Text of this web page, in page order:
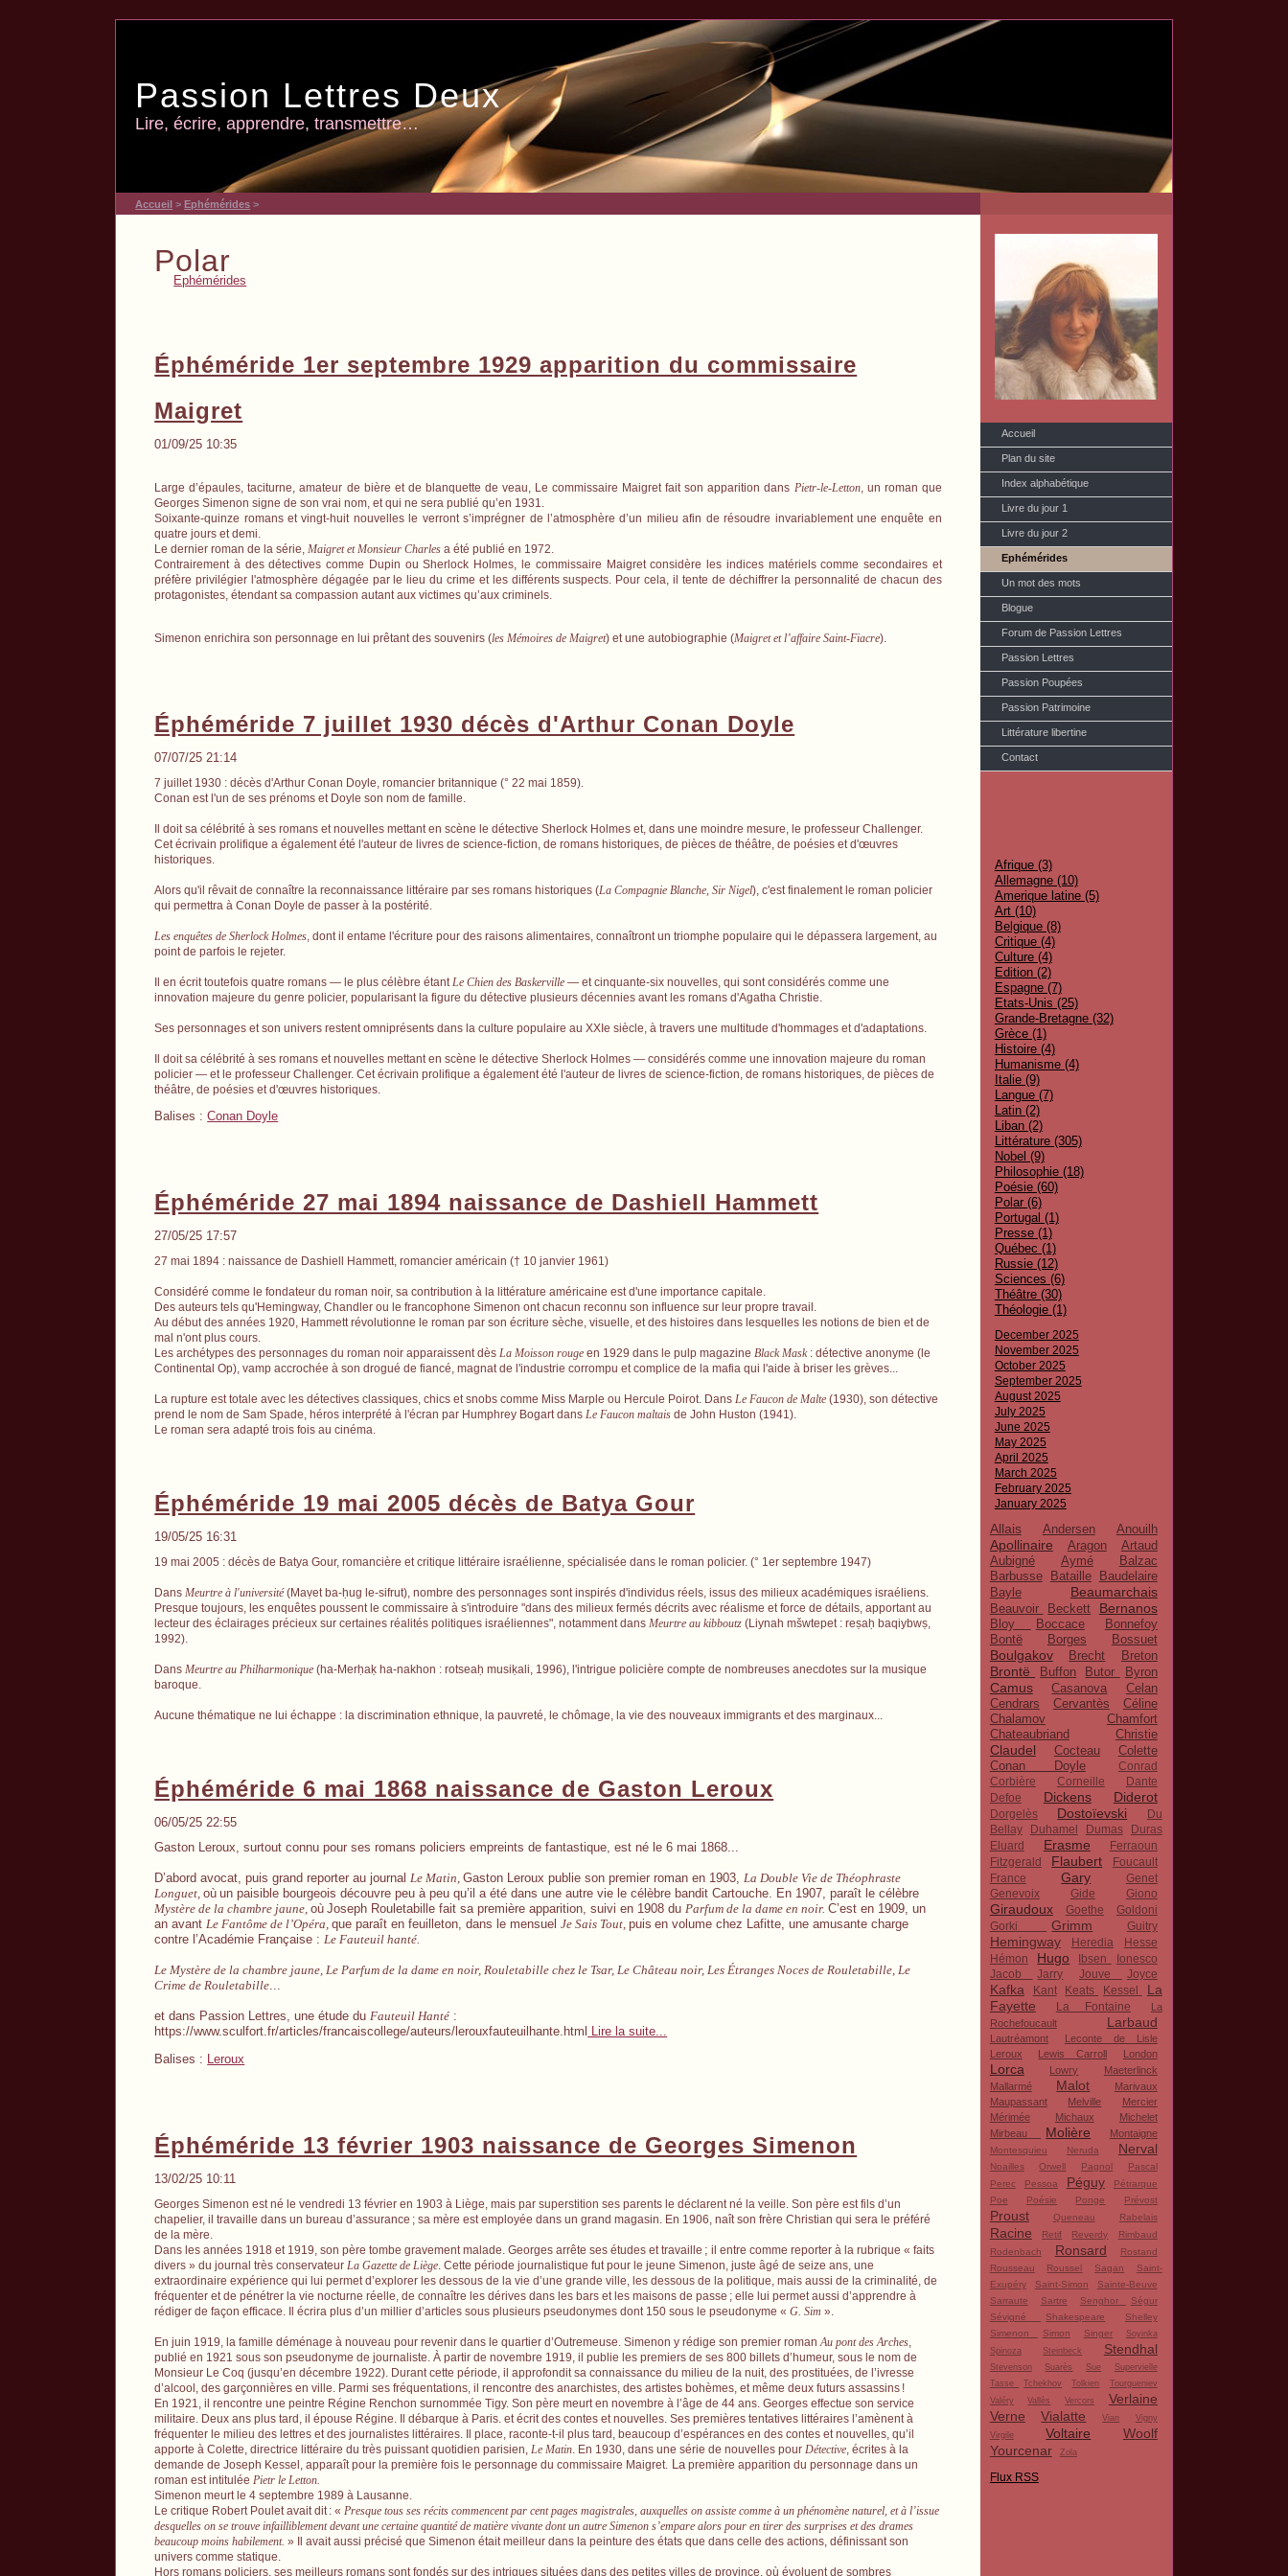
Passion Lettres Deux
Lire, écrire, apprendre, transmettre…
Accueil
Plan du site
Index alphabétique
Livre du jour 1
Livre du jour 2
Ephémérides
Un mot des mots
Blogue
Forum de Passion Lettres
Passion Lettres
Passion Poupées
Passion Patrimoine
Littérature libertine
Contact
Afrique (3)
Allemagne (10)
Amerique latine (5)
Art (10)
Belgique (8)
Critique (4)
Culture (4)
Edition (2)
Espagne (7)
Etats-Unis (25)
Grande-Bretagne (32)
Grèce (1)
Histoire (4)
Humanisme (4)
Italie (9)
Langue (7)
Latin (2)
Liban (2)
Littérature (305)
Nobel (9)
Philosophie (18)
Poésie (60)
Polar (6)
Portugal (1)
Presse (1)
Québec (1)
Russie (12)
Sciences (6)
Théâtre (30)
Théologie (1)
December 2025
November 2025
October 2025
September 2025
August 2025
July 2025
June 2025
May 2025
April 2025
March 2025
February 2025
January 2025
Allais Andersen Anouilh
Apollinaire Aragon
Artaud
Aubigné
Aymé
Balzac
Barbusse
Bataille
Baudelaire
Bayle
Beaumarchais
Beauvoir Beckett Bernanos
Bloy Boccace
Bonnefoy
Bontë
Borges Bossuet
Boulgakov Brecht Breton
Brontë Buffon Butor Byron
Camus Casanova
Celan
Cendrars
Cervantès
Céline
Chalamov
Chamfort
Chateaubriand
Christie
Claudel Cocteau
Colette
Conan Doyle
Conrad
Corbière
Corneille
Dante
Defoe
Dickens Diderot
Dorgelès Dostoïevski
Du
Bellay
Duhamel Dumas
Duras
Eluard
Erasme
Ferraoun
Fitzgerald
Flaubert
Foucault
France
Gary
Genet
Genevoix
Gide Giono
Giraudoux Goethe
Goldoni
Gorki
Grimm Guitry
Hemingway Heredia
Hesse
Hémon
Hugo Ibsen
Ionesco
Jacob
Jarry Jouve Joyce
Kafka Kant Keats Kessel
La
Fayette
La Fontaine
La
Rochefoucault
Larbaud
Lautréamont
Leconte de Lisle
Leroux
Lewis Carroll London
Lorca Lowry
Maeterlinck
Mallarmé
Malot
Marivaux
Maupassant
Melville
Mercier
Mérimée
Michaux
Michelet
Mirbeau
Molière Montaigne
Montesquieu Neruda Nerval
Noailles Orwell Pagnol
Pascal
Perec
Pessoa Péguy
Pétrarque
Poe
Poésie Ponge Prévost
Proust Queneau Rabelais
Racine Retif Reverdy
Rimbaud
Rodenbach
Ronsard
Rostand
Rousseau
Roussel Sagan
Saint-
Exupéry
Saint-Simon
Sainte-Beuve
Sarraute
Sartre Senghor
Ségur
Sévigné
Shakespeare
Shelley
Simenon
Simon Singer
Soyinka
Spinoza
Steinbeck Stendhal
Stevenson Suarès Sue
Supervielle
Tasse
Tchekhov Tolkien
Tourgueniev
Valéry
Vallès Vercors
Verlaine
Verne
Vialatte Vian
Vigny
Virgile
Voltaire
Woolf
Yourcenar
Zola
Flux RSS
Accueil >Ephémérides >
Polar
Ephémérides
Éphéméride 1er septembre 1929 apparition du commissaire
Maigret
01/09/25 10:35
Large d’épaules, taciturne, amateur de bière et de blanquette de veau, Le commissaire Maigret fait son apparition dans Pietr-le-Letton, un roman que
Georges Simenon signe de son vrai nom, et qui ne sera publié qu’en 1931.
Soixante-quinze romans et vingt-huit nouvelles le verront s’imprégner de l’atmosphère d’un milieu afin de résoudre invariablement une enquête en
quatre jours et demi.
Le dernier roman de la série,Maigret et Monsieur Charles a été publié en 1972.
Contrairement à des détectives comme Dupin ou Sherlock Holmes, le commissaire Maigret considère les indices matériels comme secondaires et
préfère privilégier l'atmosphère dégagée par le lieu du crime et les différents suspects. Pour cela, il tente de déchiffrer la personnalité de chacun des
protagonistes, étendant sa compassion autant aux victimes qu’aux criminels.
Simenon enrichira son personnage en lui prêtant des souvenirs (les Mémoires de Maigret) et une autobiographie (Maigret et l’affaire Saint-Fiacre).
Éphéméride 7 juillet 1930 décès d'Arthur Conan Doyle
07/07/25 21:14
7 juillet 1930 : décès d'Arthur Conan Doyle, romancier britannique (° 22 mai 1859).
Conan est l'un de ses prénoms et Doyle son nom de famille.
Il doit sa célébrité à ses romans et nouvelles mettant en scène le détective Sherlock Holmes et, dans une moindre mesure, le professeur Challenger.
Cet écrivain prolifique a également été l'auteur de livres de science-fiction, de romans historiques, de pièces de théâtre, de poésies et d'œuvres
historiques.
Alors qu'il rêvait de connaître la reconnaissance littéraire par ses romans historiques (La Compagnie Blanche, Sir Nigel), c'est finalement le roman policier
qui permettra à Conan Doyle de passer à la postérité.
Les enquêtes de Sherlock Holmes , dont il entame l'écriture pour des raisons alimentaires, connaîtront un triomphe populaire qui le dépassera largement, au
point de parfois le rejeter.
Il en écrit toutefois quatre romans — le plus célèbre étant Le Chien des Baskerville — et cinquante-six nouvelles, qui sont considérés comme une
innovation majeure du genre policier, popularisant la figure du détective plusieurs décennies avant les romans d'Agatha Christie.
Ses personnages et son univers restent omniprésents dans la culture populaire au XXIe siècle, à travers une multitude d'hommages et d'adaptations.
Il doit sa célébrité à ses romans et nouvelles mettant en scène le détective Sherlock Holmes — considérés comme une innovation majeure du roman
policier — et le professeur Challenger. Cet écrivain prolifique a également été l'auteur de livres de science-fiction, de romans historiques, de pièces de
théâtre, de poésies et d'œuvres historiques.
Balises :Conan Doyle
Éphéméride 27 mai 1894 naissance de Dashiell Hammett
27/05/25 17:57
27 mai 1894 : naissance de Dashiell Hammett, romancier américain († 10 janvier 1961)
Considéré comme le fondateur du roman noir, sa contribution à la littérature américaine est d'une importance capitale.
Des auteurs tels qu'Hemingway, Chandler ou le francophone Simenon ont chacun reconnu son influence sur leur propre travail.
Au début des années 1920, Hammett révolutionne le roman par son écriture sèche, visuelle, et des histoires dans lesquelles les notions de bien et de
mal n'ont plus cours.
Les archétypes des personnages du roman noir apparaissent dèsLa Moisson rouge en 1929 dans le pulp magazineBlack Mask: détective anonyme (le
Continental Op), vamp accrochée à son drogué de fiancé, magnat de l'industrie corrompu et complice de la mafia qui l'aide à briser les grèves...
La rupture est totale avec les détectives classiques, chics et snobs comme Miss Marple ou Hercule Poirot. DansLe Faucon de Malte (1930), son détective
prend le nom de Sam Spade, héros interprété à l'écran par Humphrey Bogart dansLe Faucon maltais de John Huston (1941).
Le roman sera adapté trois fois au cinéma.
Éphéméride 19 mai 2005 décès de Batya Gour
19/05/25 16:31
19 mai 2005 : décès de Batya Gour, romancière et critique littéraire israélienne, spécialisée dans le roman policier. (° 1er septembre 1947)
DansMeurtre à l'université(Maṿet ba-ḥug le-sifrut), nombre des personnages sont inspirés d'individus réels, issus des milieux académiques israéliens.
Presque toujours, les enquêtes poussent le commissaire à s'introduire "dans des milieux fermés décrits avec réalisme et force de détails, apportant au
lecteur des éclairages précieux sur certaines réalités politiques israéliennes", notamment dansMeurtre au kibboutz (Liynah mšwtepet : reṣaḥ baqiybwṣ,
1992).
DansMeurtre au Philharmonique (ha-Merḥaḳ ha-nakhon : rotseaḥ musi ḳali, 1996), l'intrigue policière compte de nombreuses anecdotes sur la musique
baroque.
Aucune thématique ne lui échappe : la discrimination ethnique, la pauvreté, le chômage, la vie des nouveaux immigrants et des marginaux...
Éphéméride 6 mai 1868 naissance de Gaston Leroux
06/05/25 22:55
Gaston Leroux, surtout connu pour ses romans policiers empreints de fantastique, est né le 6 mai 1868...
D’abord avocat, puis grand reporter au journalLe Matin,Gaston Leroux publie son premier roman en 1903,La Double Vie de Théophraste
Longuet,où un paisible bourgeois découvre peu à peu qu’il a été dans une autre vie le célèbre bandit Cartouche. En 1907, paraît le célèbre
Mystère de la chambre jaune,où Joseph Rouletabille fait sa première apparition, suivi en 1908 duParfum de la dame en noir.C’est en 1909, un
an avantLe Fantôme de l’Opéra,que paraît en feuilleton, dans le mensuelJe Sais Tout,puis en volume chez Lafitte, une amusante charge
contre l’Académie Française :Le Fauteuil hanté.
Le Mystère de la chambre jaune, Le Parfum de la dame en noir, Rouletabille chez le Tsar, Le Château noir, Les Étranges Noces de Rouletabille, Le
Crime de Rouletabille...
et dans Passion Lettres, une étude duFauteuil Hanté :
https://www.sculfort.fr/articles/francaiscollege/auteurs/lerouxfauteuilhante.html
Lire la suite...
Balises : Leroux
Éphéméride 13 février 1903 naissance de Georges Simenon
13/02/25 10:11
Georges Simenon est né le vendredi 13 février en 1903 à Liège, mais par superstition ses parents le déclarent né la veille. Son père est fils d’un
chapelier, il travaille dans un bureau d’assurance ; sa mère est employée dans un grand magasin. En 1906, naît son frère Christian qui sera le préféré
de la mère.
Dans les années 1918 et 1919, son père tombe gravement malade. Georges arrête ses études et travaille ; il entre comme reporter à la rubrique « faits
divers » du journal très conservateurLa Gazette de Liège. Cette période journalistique fut pour le jeune Simenon, juste âgé de seize ans, une
extraordinaire expérience qui lui permet d’explorer les dessous de la vie d’une grande ville, les dessous de la politique, mais aussi de la criminalité, de
fréquenter et de pénétrer la vie nocturne réelle, de connaître les dérives dans les bars et les maisons de passe ; elle lui permet aussi d’apprendre à
rédiger de façon efficace. Il écrira plus d’un millier d’articles sous plusieurs pseudonymes dont 150 sous le pseudonyme «G. Sim ».
En juin 1919, la famille déménage à nouveau pour revenir dans le quartier d’Outremeuse. Simenon y rédige son premier romanAu pont des Arches,
publié en 1921 sous son pseudonyme de journaliste. À partir de novembre 1919, il publie les premiers de ses 800 billets d’humeur, sous le nom de
Monsieur Le Coq (jusqu’en décembre 1922). Durant cette période, il approfondit sa connaissance du milieu de la nuit, des prostituées, de l’ivresse
d’alcool, des garçonnières en ville. Parmi ses fréquentations, il rencontre des anarchistes, des artistes bohèmes, et même deux futurs assassins !
En 1921, il rencontre une peintre Régine Renchon surnommée Tigy. Son père meurt en novembre à l’âge de 44 ans. Georges effectue son service
militaire. Deux ans plus tard, il épouse Régine. Il débarque à Paris. et écrit des contes et nouvelles. Ses premières tentatives littéraires l’amènent à
fréquenter le milieu des lettres et des journalistes littéraires. Il place, raconte-t-il plus tard, beaucoup d’espérances en des contes et nouvelles, qu’il
apporte à Colette, directrice littéraire du très puissant quotidien parisien,Le Matin. En 1930, dans une série de nouvelles pourDétective, écrites à la
demande de Joseph Kessel, apparaît pour la première fois le personnage du commissaire Maigret. Lapremière apparition du personnage dans un
roman est intitulée Pietr le Letton.
Simenon meurt le 4 septembre 1989 à Lausanne.
Le critique Robert Poulet avait dit: «Presque tous ses récits commencent par cent pages magistrales, auxquelles on assiste comme à un phénomène naturel, et à l’issue
desquelles on se trouve infailliblement devant une certaine quantité de matière vivante dont un autre Simenon s’empare alors pour en tirer des surprises et des drames
beaucoup moins habilement. » Il avait aussi précisé que Simenon était meilleur dans la peinture des états que dans celle des actions, définissant son
univers comme statique.
Hors romans policiers, ses meilleurs romans sont fondés sur des intrigues situées dans des petites villes de province, où évoluent de sombres